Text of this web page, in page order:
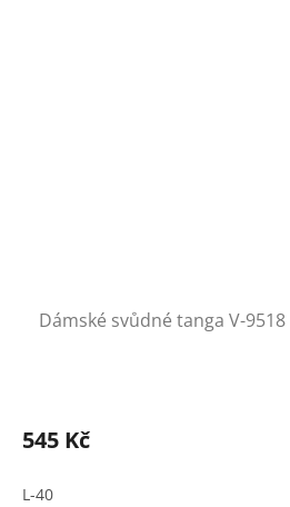
Dámské svůdné tanga V-
545 Kč
L-40